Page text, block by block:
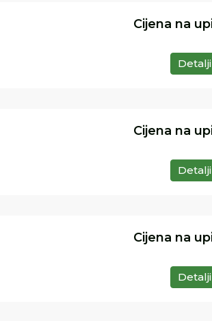
Cijena na
Detalji
Cijena na
Detalji
Cijena na
Detalji